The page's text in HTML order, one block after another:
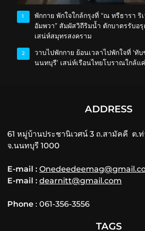
1
พักกาย พักใจใกล้กรุงที่ “ณ ทรีธารา ริ
อัมพวา” สัมผัสวิถีริมน้ำ ตักบาตรรับอ
เสน่ห์สมุทรสงคราม
2
วาบไปพักกาย ย้อนเวลาไปพักใจที่ ‘ทั
นนทบุรี’ เสน่ห์เรือนไทยโบราณใกล้แ
ADDRESS
61 หมู่บ้านประชานิเวศน์ 3 ถ.สามัคคี ต.ท่
จ.นนทบุรี 1000
E-mail :
E-mail : dearnitt@gmail.com
Phone : 061-356-3556
TAGS